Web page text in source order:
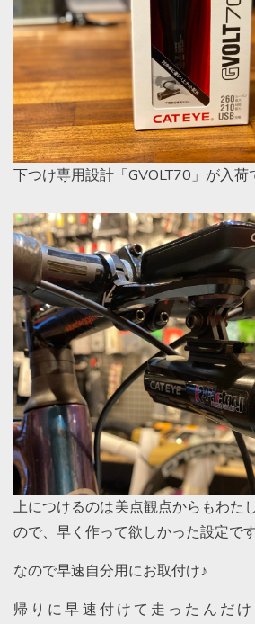
下つけ専用設計「GVOLT70」が入荷
上につけるのは美点観点からもわた
ので、早く作って欲しかった設定です
なので早速自分用にお取付け♪
帰りに早速付けて走ったんだ